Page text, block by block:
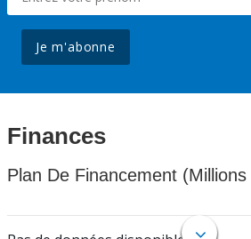
Je m'abonne
Finances
Plan De Financement